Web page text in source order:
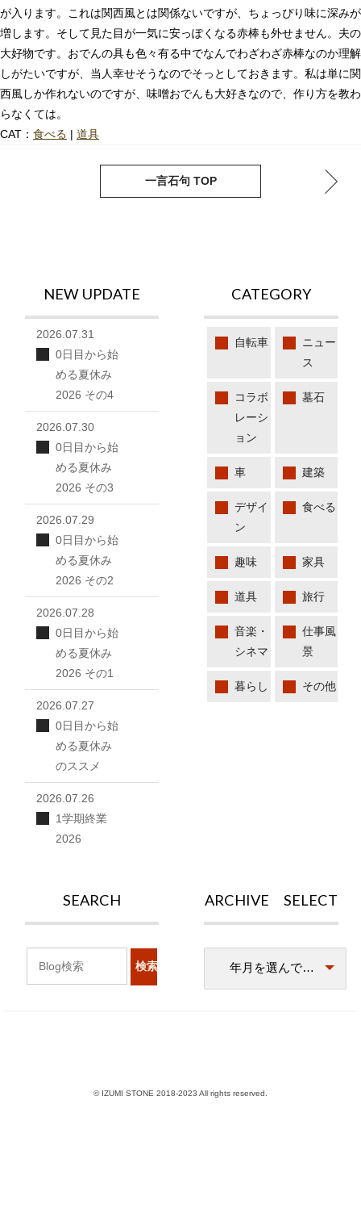
が入ります。これは関西風とは関係ないですが、ちょっぴり味に深みが
増します。そして見た目が一気に安っぽくなる赤棒も外せません。夫の
大好物です。おでんの具も色々有る中でなんでわざわざ赤棒なのか理解
しがたいですが、当人幸せそうなのでそっとしておきます。私は単に関
西風しか作れないのですが、味噌おでんも大好きなので、作り方を教わ
らなくては。
CAT： 食べる | 道具
一言石句 TOP
CATEGORY
自転車
ニュー
ス
コラボ
レーシ
ョン
墓石
車 建築
デザイ
ン
食べる
趣味 家具
道具 旅行
音楽・
シネマ
仕事風
景
暮らし その他
NEW UPDATE
2026.07.31
0日目から始
める夏休み
2026 その4
2026.07.30
0日目から始
める夏休み
2026 その3
2026.07.29
0日目から始
める夏休み
2026 その2
2026.07.28
0日目から始
める夏休み
2026 その1
2026.07.27
0日目から始
める夏休み
のススメ
2026.07.26
1学期終業
2026
ARCHIVE SELECT
SEARCH
© IZUMI STONE 2018-2023 All rights reserved.